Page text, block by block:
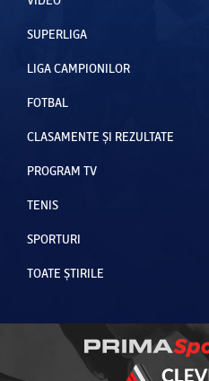
SUPERLIGA
LIGA CAMPIONILOR
FOTBAL
CLASAMENTE ȘI REZULTATE
PROGRAM TV
TENIS
SPORTURI
TOATE ȘTIRILE